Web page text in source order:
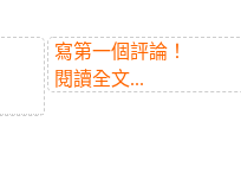
寫第一個評論！
閱讀全文...